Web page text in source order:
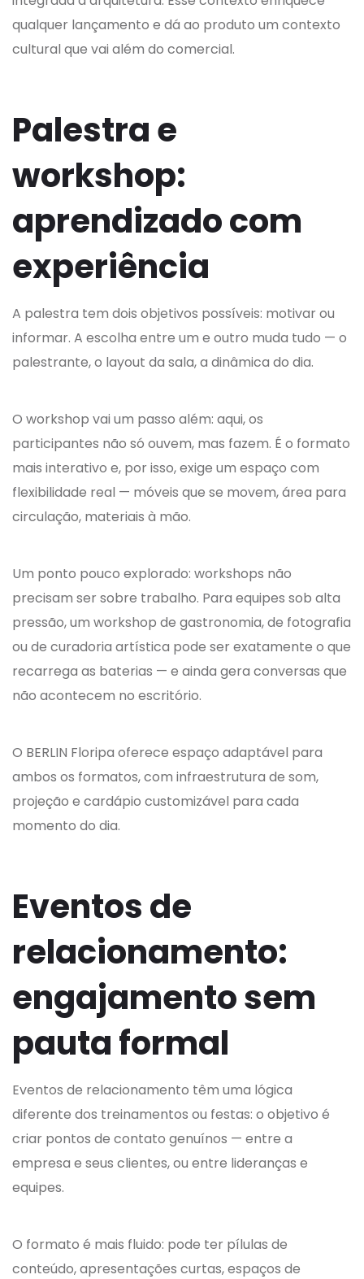
qualquer lançamento e dá ao produto um contexto
cultural que vai além do comercial.
Palestra e
workshop:
aprendizado com
experiência
A palestra tem dois objetivos possíveis: motivar ou
informar. A escolha entre um e outro muda tudo — o
palestrante, o layout da sala, a dinâmica do dia.
O workshop vai um passo além: aqui, os
participantes não só ouvem, mas fazem. É o formato
mais interativo e, por isso, exige um espaço com
flexibilidade real — móveis que se movem, área para
circulação, materiais à mão.
Um ponto pouco explorado: workshops não
precisam ser sobre trabalho. Para equipes sob alta
pressão, um workshop de gastronomia, de fotografia
ou de curadoria artística pode ser exatamente o que
recarrega as baterias — e ainda gera conversas que
não acontecem no escritório.
O BERLIN Floripa oferece espaço adaptável para
ambos os formatos, com infraestrutura de som,
projeção e cardápio customizável para cada
momento do dia.
Eventos de
relacionamento:
engajamento sem
pauta formal
Eventos de relacionamento têm uma lógica
diferente dos treinamentos ou festas: o objetivo é
criar pontos de contato genuínos — entre a
empresa e seus clientes, ou entre lideranças e
equipes.
O formato é mais fluido: pode ter pílulas de
conteúdo, apresentações curtas, espaços de